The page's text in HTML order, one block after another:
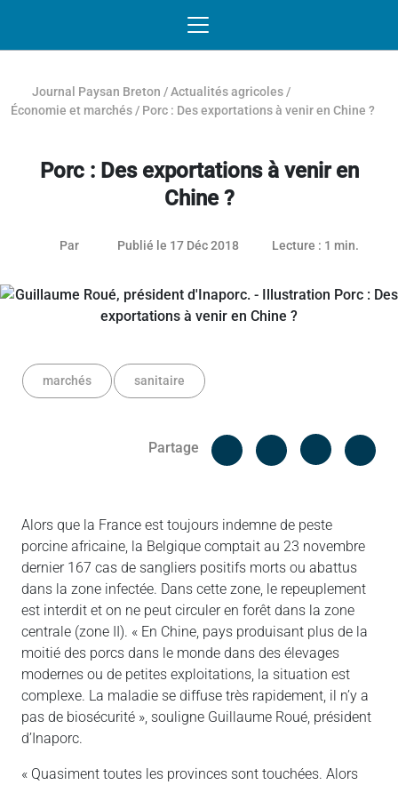
Journal Paysan Breton /Actualités agricoles /
Économie et marchés / Porc : Des exportations à venir en Chine ?
Porc : Des exportations à venir en
Chine ?
Par Publié le 17 Déc 201826 janvier 2021
Lecture : 1 min.
marchés sanitaire
Partage
Facebook
Alors que la France est toujours indemne de peste
porcine africaine, la Belgique comptait au 23 novembre
dernier 167 cas de sangliers positifs morts ou abattus
dans la zone infectée. Dans cette zone, le repeuplement
est interdit et on ne peut circuler en forêt dans la zone
centrale (zone II). « En Chine, pays produisant plus de la
moitié des porcs dans le monde dans des élevages
modernes ou de petites exploitations, la situation est
complexe. La maladie se diffuse très rapidement, il n’y a
pas de biosécurité », souligne Guillaume Roué, président
d’Inaporc.
« Quasiment toutes les provinces sont touchées. Alors